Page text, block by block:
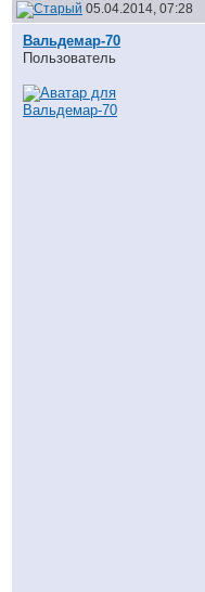
05.04.2014, 07:28
Вальдемар-70
Пользователь